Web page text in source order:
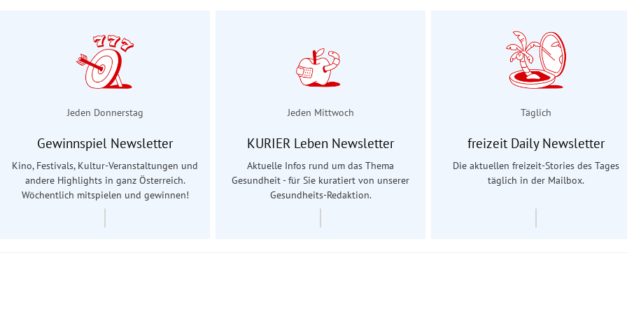
Jeden Donnerstag
Gewinnspiel Newsletter
Kino, Festivals, Kultur-Veranstaltungen und
andere Highlights in ganz Österreich.
Wöchentlich mitspielen und gewinnen!
Jeden Mittwoch
KURIER Leben Newsletter
Aktuelle Infos rund um das Thema
Gesundheit - für Sie kuratiert von unserer
Gesundheits-Redaktion.
Täglich
freizeit Daily Newsletter
Die aktuellen freizeit-Stories des Tages
täglich in der Mailbox.